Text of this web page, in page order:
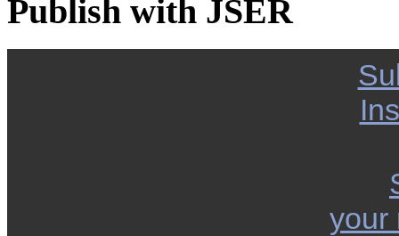
Publish with JSER
your